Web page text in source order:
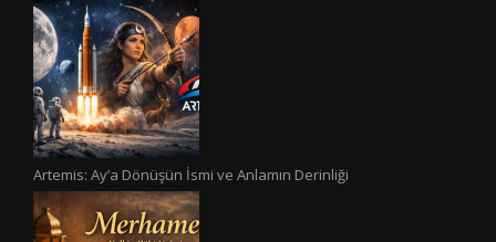
Artemis: Ay’a Dönüşün İsmi ve Anlamın Derinliği